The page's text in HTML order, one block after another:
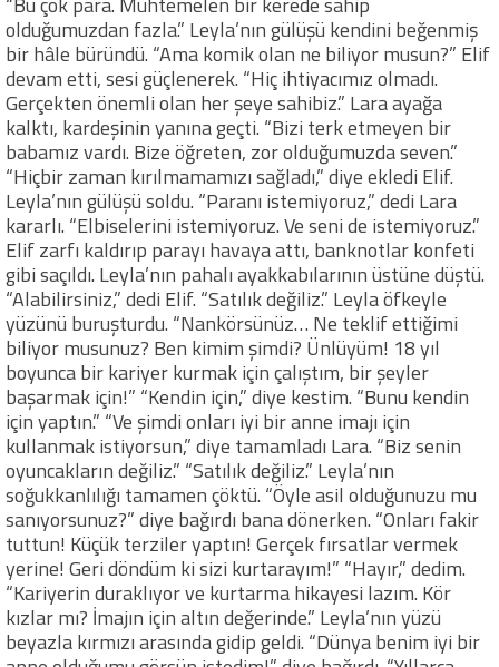
olduğumuzdan fazla.” Leyla’nın gülüşü kendini beğenmiş
bir hâle büründü. “Ama komik olan ne biliyor musun?” Elif
devam etti, sesi güçlenerek. “Hiç ihtiyacımız olmadı.
Gerçekten önemli olan her şeye sahibiz.” Lara ayağa
kalktı, kardeşinin yanına geçti. “Bizi terk etmeyen bir
babamız vardı. Bize öğreten, zor olduğumuzda seven.”
“Hiçbir zaman kırılmamamızı sağladı,” diye ekledi Elif.
Leyla’nın gülüşü soldu. “Paranı istemiyoruz,” dedi Lara
kararlı. “Elbiselerini istemiyoruz. Ve seni de istemiyoruz.”
Elif zarfı kaldırıp parayı havaya attı, banknotlar konfeti
gibi saçıldı. Leyla’nın pahalı ayakkabılarının üstüne düştü.
“Alabilirsiniz,” dedi Elif. “Satılık değiliz.” Leyla öfkeyle
yüzünü buruşturdu. “Nankörsünüz… Ne teklif ettiğimi
biliyor musunuz? Ben kimim şimdi? Ünlüyüm! 18 yıl
boyunca bir kariyer kurmak için çalıştım, bir şeyler
başarmak için!” “Kendin için,” diye kestim. “Bunu kendin
için yaptın.” “Ve şimdi onları iyi bir anne imajı için
kullanmak istiyorsun,” diye tamamladı Lara. “Biz senin
oyuncakların değiliz.” “Satılık değiliz.” Leyla’nın
soğukkanlılığı tamamen çöktü. “Öyle asil olduğunuzu mu
sanıyorsunuz?” diye bağırdı bana dönerken. “Onları fakir
tuttun! Küçük terziler yaptın! Gerçek fırsatlar vermek
yerine! Geri döndüm ki sizi kurtarayım!” “Hayır,” dedim.
“Kariyerin duraklıyor ve kurtarma hikayesi lazım. Kör
kızlar mı? İmajın için altın değerinde.” Leyla’nın yüzü
beyazla kırmızı arasında gidip geldi. “Dünya benim iyi bir